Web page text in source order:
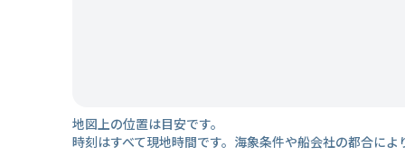
地図上の位置は目安です。
時刻はすべて現地時間です。海象条件や船会社の都合に